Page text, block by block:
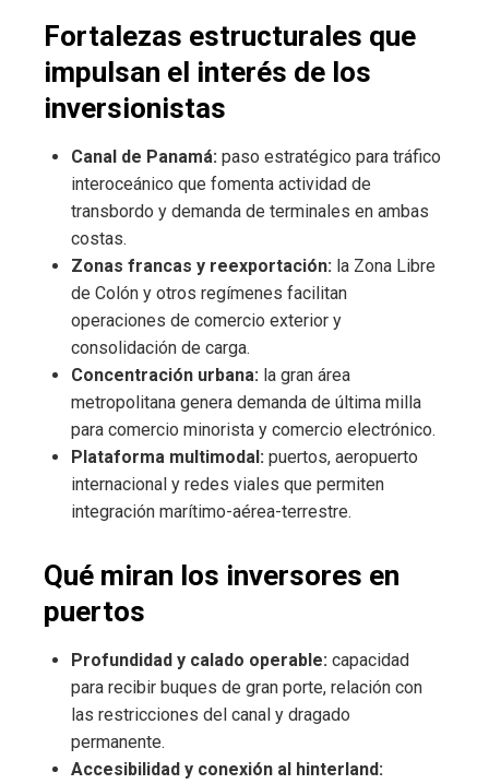
Fortalezas estructurales que
impulsan el interés de los
inversionistas
Canal de Panamá: paso estratégico para tráfico
interoceánico que fomenta actividad de
transbordo y demanda de terminales en ambas
costas.
Zonas francas y reexportación: la Zona Libre
de Colón y otros regímenes facilitan
operaciones de comercio exterior y
consolidación de carga.
Concentración urbana: la gran área
metropolitana genera demanda de última milla
para comercio minorista y comercio electrónico.
Plataforma multimodal: puertos, aeropuerto
internacional y redes viales que permiten
integración marítimo-aérea-terrestre.
Qué miran los inversores en
puertos
Profundidad y calado operable: capacidad
para recibir buques de gran porte, relación con
las restricciones del canal y dragado
permanente.
Accesibilidad y conexión al hinterland: